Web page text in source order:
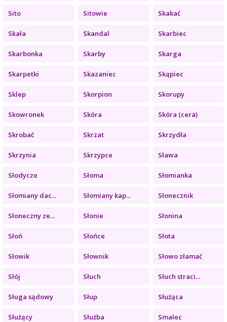
Sito Sitowie Skakać
Skała Skandal Skarbiec
Skarbonka Skarby Skarga
Skarpetki Skazaniec Skąpiec
Sklep Skorpion Skorupy
Skowronek Skóra Skóra (cera)
Skrobać Skrzat Skrzydła
Skrzynia Skrzypce Sława
Słodycze Słoma Słomianka
Słomiany dac... Słomiany kap... Słonecznik
Słoneczny ze... Słonie Słonina
Słoń Słońce Słota
Słowik Słownik Słowo złamać
Słój Słuch Słuch straci...
Sługa sądowy Słup Służąca
Służący Służba Smalec